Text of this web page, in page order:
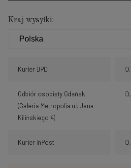
Kraj wysyłki:
Kurier DPD
Odbiór osobisty Gdańsk
(Galeria Metropolia ul. Jana
Kilińskiego 4)
Kurier InPost